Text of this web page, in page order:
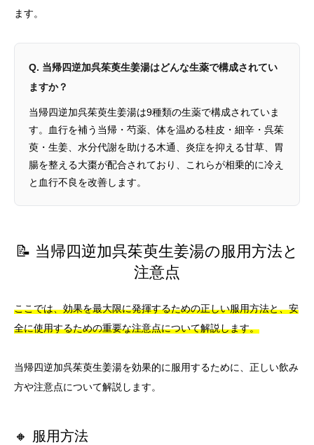
ます。
Q. 当帰四逆加呉茱萸生姜湯はどんな生薬で構成されてい
ますか？
当帰四逆加呉茱萸生姜湯は9種類の生薬で構成されていま
す。血行を補う当帰・芍薬、体を温める桂皮・細辛・呉茱
萸・生姜、水分代謝を助ける木通、炎症を抑える甘草、胃
腸を整える大棗が配合されており、これらが相乗的に冷え
と血行不良を改善します。
📝 当帰四逆加呉茱萸生姜湯の服用方法と
注意点
ここでは、効果を最大限に発揮するための正しい服用方法と、安
全に使用するための重要な注意点について解説します。
当帰四逆加呉茱萸生姜湯を効果的に服用するために、正しい飲み
方や注意点について解説します。
🔸 服用方法